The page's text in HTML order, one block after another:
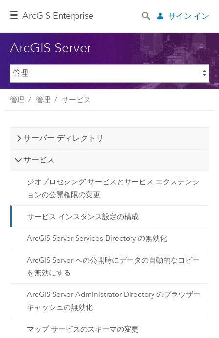
ArcGIS Enterprise サイン イン
ArcGIS Server
管理 管理 サービス
サーバー ディレクトリ
サービス
ジオプロセシング サービスとサービス エクステンシ
ョンの公開権限の変更
サービス インスタンス設定の構成
ArcGIS Server Services Directory の無効化
ArcGIS Server への公開時にデータの自動的なコピー
を無効にする
ArcGIS Server Administrator Directory のブラウザー
キャッシュの無効化
マップ サービスのスキーマの変更